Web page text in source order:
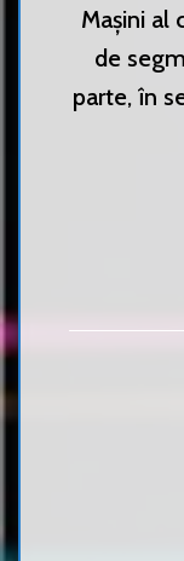
Mașini al
de
parte, în